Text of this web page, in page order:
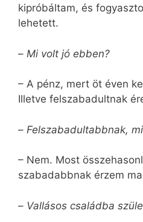
kipróbáltam, és
lehetett.
– Mi volt jó ebben?
– A pénz, mert öt éven
Illetve felszabadultnak
– Felszabadultabbnak,
– Nem. Most
szabadabbnak érzem
– Vallásos családba